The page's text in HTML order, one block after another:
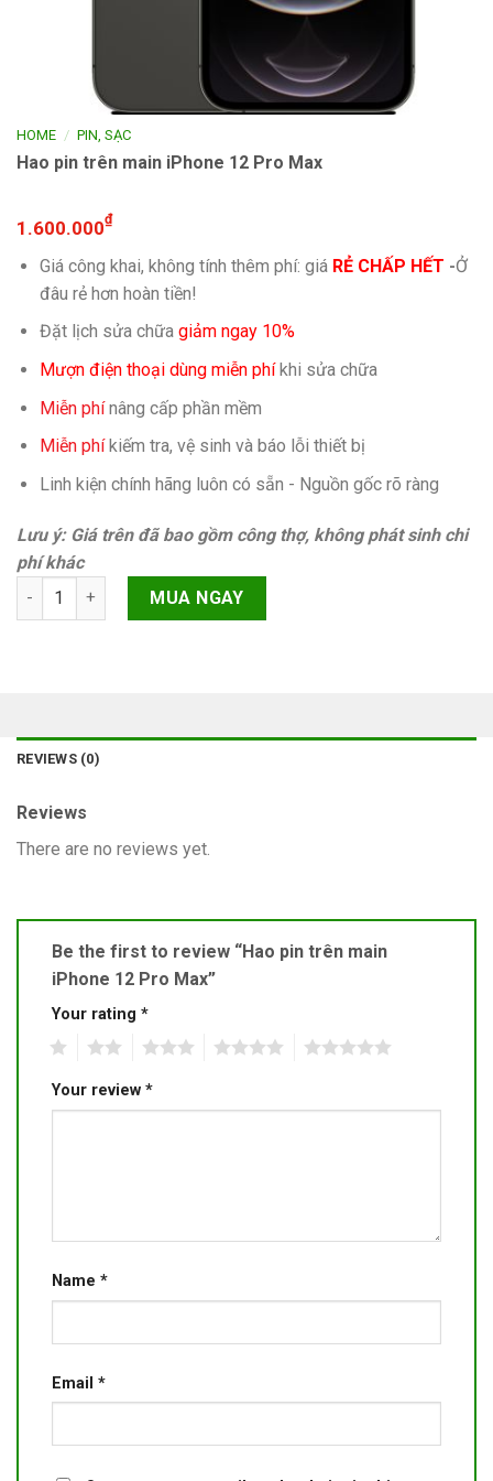
HOME / PIN, SẠC
Hao pin trên main iPhone 12 Pro Max
1.600.000₫
Giá công khai, không tính thêm phí: giá RẺ CHẤP HẾT -Ở
đâu rẻ hơn hoàn tiền!
Đặt lịch sửa chữa giảm ngay 10%
Mượn điện thoại dùng miễn phíkhi sửa chữa
Miễn phínâng cấp phần mềm
Miễn phíkiếm tra, vệ sinh và báo lỗi thiết bị
Linh kiện chính hãng luôn có sẵn - Nguồn gốc rõ ràng
Lưu ý: Giá trên đã bao gồm công thợ, không phát sinh chi
phí khác
Hao pin trên main iPhone 12 Pro Max quantity
MUA NGAY
REVIEWS (0)
Reviews
There are no reviews yet.
Be the first to review “Hao pin trên main
iPhone 12 Pro Max”
Your rating *
Your review *
Name *
Email *